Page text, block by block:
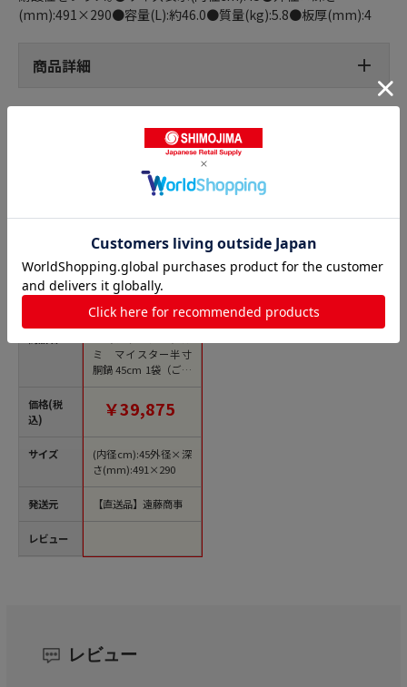
(mm):491×290●容量(L):約46.0●質量(kg):5.8●板厚(mm):4
商品詳細
半寸胴鍋の人気商品との比較
価格(税
込)
サイズ
発送元
レビュー
ミ マイスター半寸
胴鍋 45cm 1袋（ご注
文単位1袋）【直送
品】￥39,875
(内径cm):45外径×深
さ(mm):491×290
【直送品】遠藤商事
レビュー